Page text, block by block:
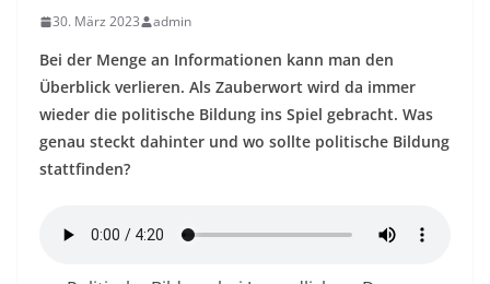
30. März 2023 admin
Bei der Menge an Informationen kann man den
Überblick verlieren. Als Zauberwort wird da immer
wieder die politische Bildung ins Spiel gebracht. Was
genau steckt dahinter und wo sollte politische Bildung
stattfinden?